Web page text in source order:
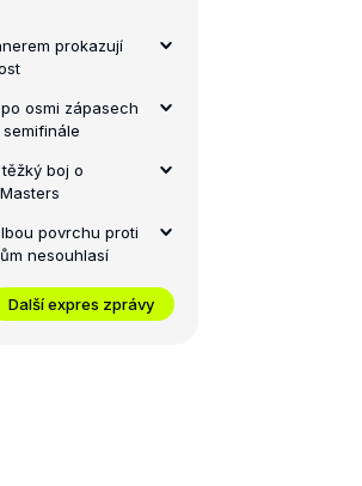
prokazují
osmi zápasech
boj o
povrchu proti
nesouhlasí
Další expres zprávy